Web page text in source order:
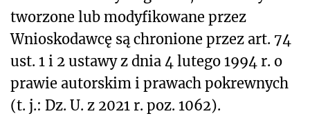
tworzone lub modyfikowane przez
Wnioskodawcę są chronione przez art. 74
ust. 1 i 2 ustawy z dnia 4 lutego 1994 r. o
prawie autorskim i prawach pokrewnych
(t. j.: Dz. U. z 2021 r. poz. 1062).